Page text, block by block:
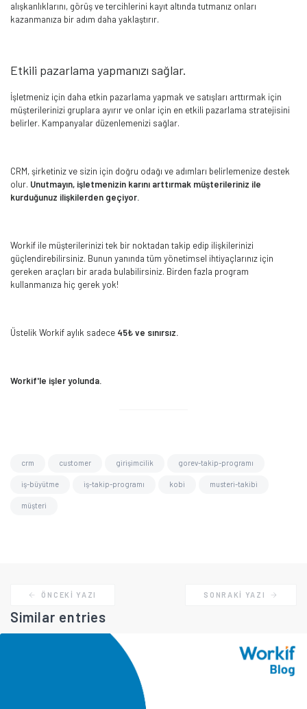
alışkanlıklarını, görüş ve tercihlerini kayıt altında tutmanız onları
kazanmanıza bir adım daha yaklaştırır.
Etkili pazarlama yapmanızı sağlar.
İşletmeniz için daha etkin pazarlama yapmak ve satışları arttırmak için
müşterilerinizi gruplara ayırır ve onlar için en etkili pazarlama stratejisini
belirler. Kampanyalar düzenlemenizi sağlar.
CRM, şirketiniz ve sizin için doğru odağı ve adımları belirlemenize destek
olur. Unutmayın, işletmenizin karını arttırmak müşterileriniz ile
kurduğunuz ilişkilerden geçiyor.
Workif ile müşterilerinizi tek bir noktadan takip edip ilişkilerinizi
güçlendirebilirsiniz. Bunun yanında tüm yönetimsel ihtiyaçlarınız için
gereken araçları bir arada bulabilirsiniz. Birden fazla program
kullanmanıza hiç gerek yok!
Üstelik Workif aylık sadece 45₺ ve sınırsız.
Workif'le işler yolunda.
crm customer girişimcilik gorev-takip-programı
iş-büyütme iş-takip-programı kobi musteri-takibi
müşteri
ÖNCEKI YAZI SONRAKI YAZI
Similar entries